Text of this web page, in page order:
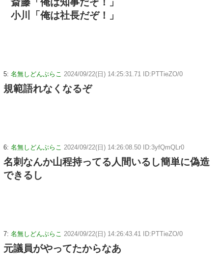
斎藤「俺は知事だぞ！」
小川「俺は社長だぞ！」
5: 名無しどんぶらこ 2024/09/22(日) 14:25:31.71 ID:PTTieZO/0
規範語れなくなるぞ
6: 名無しどんぶらこ 2024/09/22(日) 14:26:08.50 ID:3yfQmQLr0
名刺なんか山程持ってる人間いるし簡単に偽造
できるし
7: 名無しどんぶらこ 2024/09/22(日) 14:26:43.41 ID:PTTieZO/0
元議員がやってたからなあ